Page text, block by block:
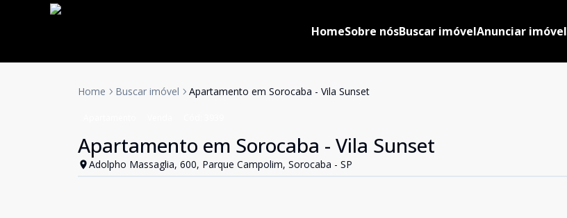
HomeSobre nósBuscar imóvelAnunciar imóvel
Home Buscar imóvel Apartamento em Sorocaba - Vila Sunset
Apartamento em Sorocaba - Vila Sunset
Adolpho Massaglia, 600, Parque Campolim, Sorocaba - SP